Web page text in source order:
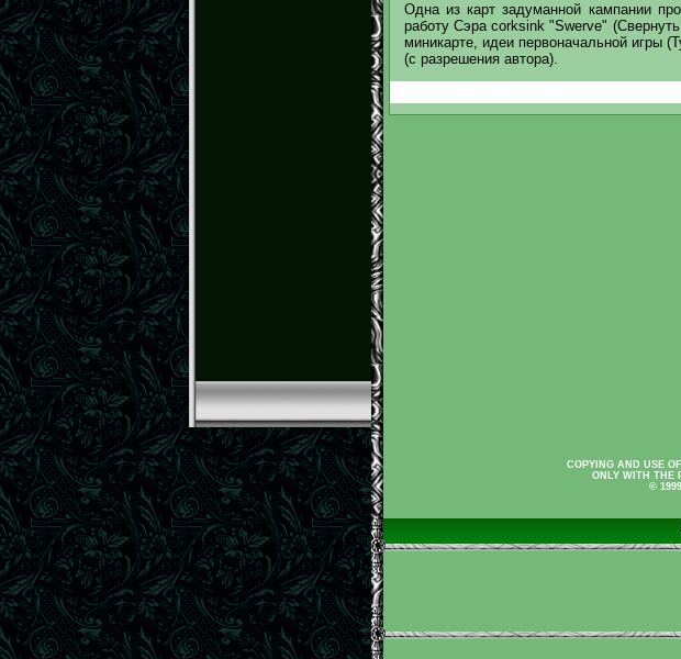
Одна из карт задуманной кампании
работу Сэра corksink "Swerve"
миникарте, идеи первоначальной игры
(с разрешения автора).
COPYING AND USE
ONLY WITH THE
©